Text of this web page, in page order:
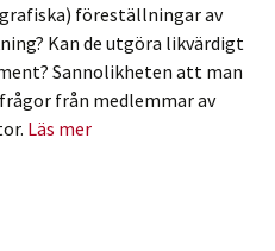
föreställningar av
Kan de utgöra likvärdigt
Sannolikheten att man
från medlemmar av
Läs mer